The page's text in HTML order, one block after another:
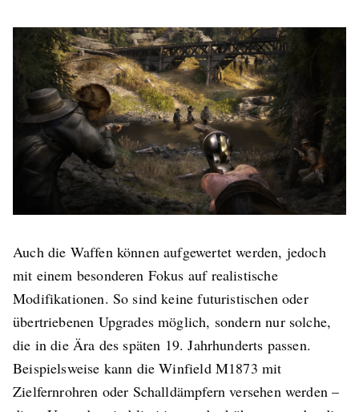
Auch die Waffen können aufgewertet werden, jedoch
mit einem besonderen Fokus auf realistische
Modifikationen. So sind keine futuristischen oder
übertriebenen Upgrades möglich, sondern nur solche,
die in die Ära des späten 19. Jahrhunderts passen.
Beispielsweise kann die Winfield M1873 mit
Zielfernrohren oder Schalldämpfern versehen werden –